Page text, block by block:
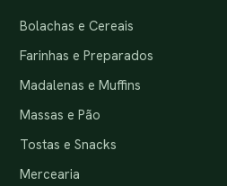
Bolachas e Cereais
Farinhas e Preparados
Madalenas e Muffins
Massas e Pão
Tostas e Snacks
Mercearia